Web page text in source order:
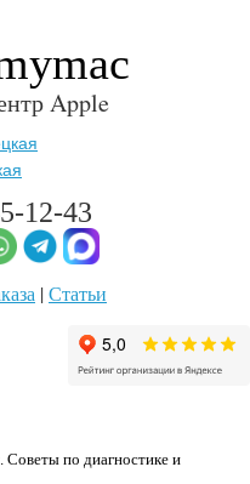
Apple
12-43
|Статьи
по диагностике и